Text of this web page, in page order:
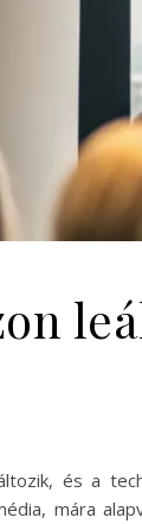
és a
mára